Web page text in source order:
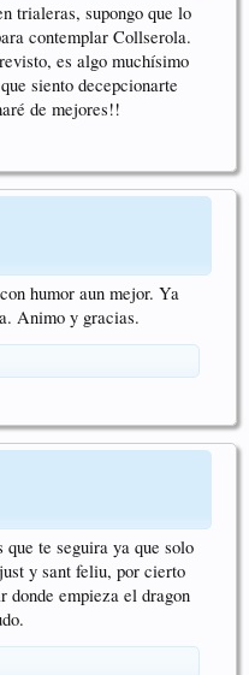
trialeras, supongo que lo
contemplar Collserola.
es algo muchísimo
siento decepcionarte
de mejores!!
humor aun mejor. Ya
Animo y gracias.
te seguira ya que solo
y sant feliu, por cierto
empieza el dragon